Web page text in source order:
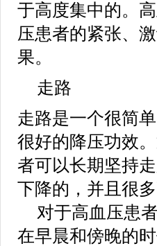
于高度集中的。
压患者的紧张、
果。
走路
走路是一个很简
很好的降压功效
者可以长期坚持
下降的，并且很
对于高血压患
在早晨和傍晚的